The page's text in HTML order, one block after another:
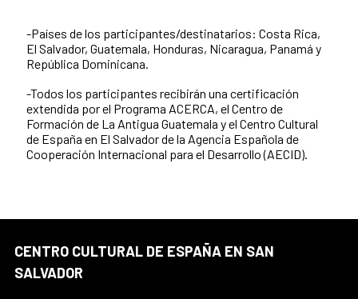
-Países de los participantes/destinatarios: Costa Rica,
El Salvador, Guatemala, Honduras, Nicaragua, Panamá y
República Dominicana.
-Todos los participantes recibirán una certificación
extendida por el Programa ACERCA, el Centro de
Formación de La Antigua Guatemala y el Centro Cultural
de España en El Salvador de la Agencia Española de
Cooperación Internacional para el Desarrollo (AECID).
CENTRO CULTURAL DE ESPAÑA EN SAN
SALVADOR